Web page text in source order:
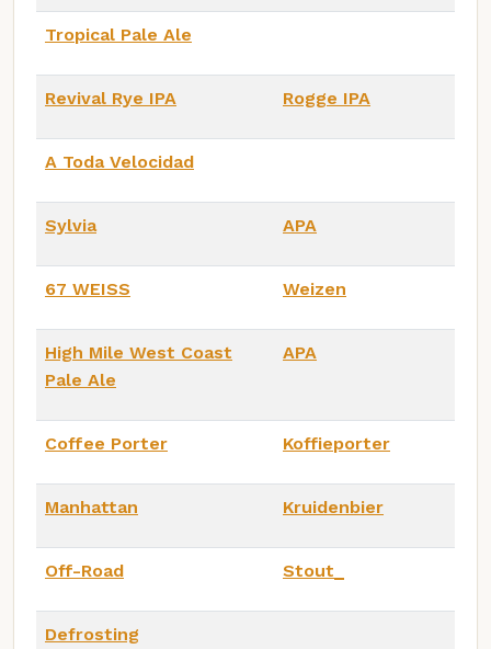
Tropical Pale Ale
Revival Rye IPA Rogge IPA
A Toda Velocidad
Sylvia APA
67 WEISS Weizen
High Mile West Coast
Pale Ale
APA
Coffee Porter Koffieporter
Manhattan Kruidenbier
Off-Road Stout_
Defrosting